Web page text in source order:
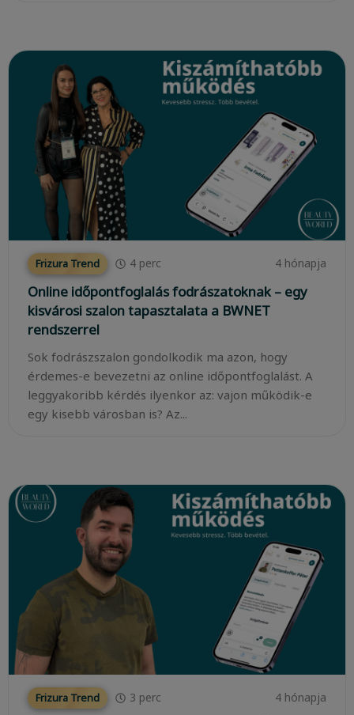
Frizura Trend 4 perc 4 hónapja
Online időpontfoglalás fodrászatoknak – egy
kisvárosi szalon tapasztalata a BWNET
rendszerrel
Sok fodrászszalon gondolkodik ma azon, hogy
érdemes-e bevezetni az online időpontfoglalást. A
leggyakoribb kérdés ilyenkor az: vajon működik-e
egy kisebb városban is? Az...
Frizura Trend 3 perc 4 hónapja